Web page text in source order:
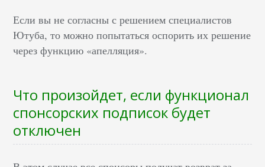
Если вы не согласны с решением специалистов
Ютуба, то можно попытаться оспорить их решение
через функцию «апелляция».
Что произойдет, если функционал
спонсорских подписок будет
отключен